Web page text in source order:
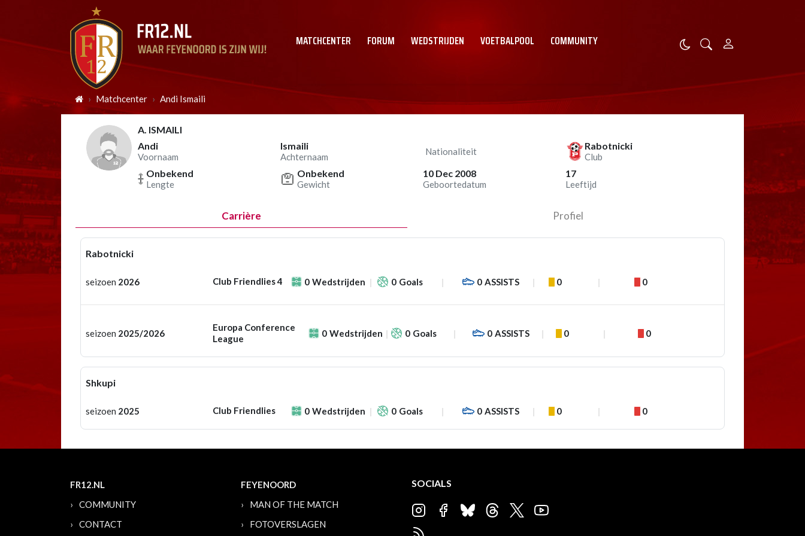
MATCHCENTER FORUM WEDSTRIJDEN VOETBALPOOL COMMUNITY
Matchcenter Andi Ismaili
A. ISMAILI
Andi
Voornaam
Ismaili
Achternaam
Nationaliteit Rabotnicki
Club
Onbekend
Lengte
Onbekend
Gewicht
10 Dec 2008
Geboortedatum
17
Leeftijd
Carrière Profiel
Rabotnicki
seizoen 2026 Club Friendlies 4 0 Wedstrijden 0 Goals 0 ASSISTS 0 0
seizoen 2025/2026
Europa Conference
League
0 Wedstrijden 0 Goals 0 ASSISTS 0 0
Shkupi
seizoen 2025 Club Friendlies 0 Wedstrijden 0 Goals 0 ASSISTS 0 0
FR12.NL
COMMUNITY
CONTACT
FEYENOORD
MAN OF THE MATCH
FOTOVERSLAGEN
SOCIALS